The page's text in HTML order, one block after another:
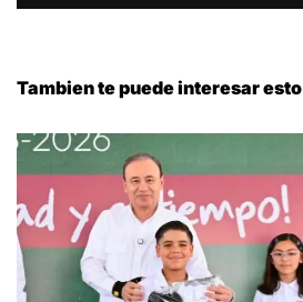
Tambien te puede interesar esto